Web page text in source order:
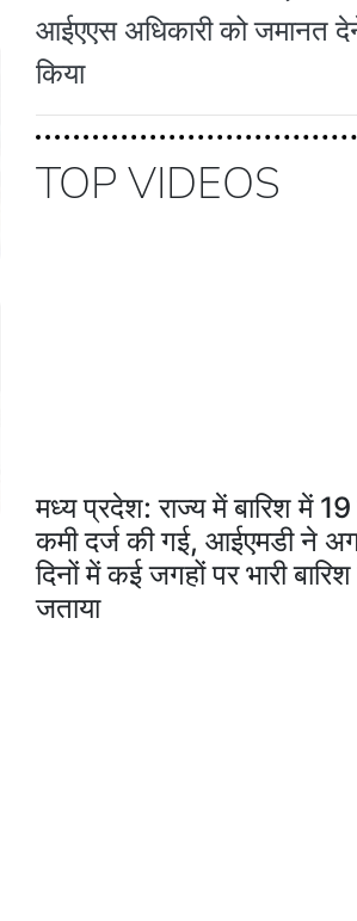
आईएएस अधिकारी को जमानत
किया
TOP VIDEOS
मध्य प्रदेश: राज्य में बारिश में
कमी दर्ज की गई, आईएमडी ने
दिनों में कई जगहों पर भारी
जताया